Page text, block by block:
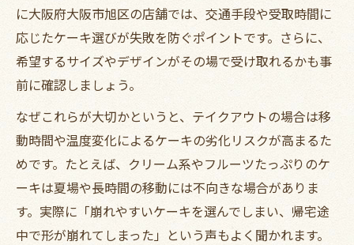
に大阪府大阪市旭区の店舗では、交通手段や受取時間に
応じたケーキ選びが失敗を防ぐポイントです。さらに、
希望するサイズやデザインがその場で受け取れるかも事
前に確認しましょう。
なぜこれらが大切かというと、テイクアウトの場合は移
動時間や温度変化によるケーキの劣化リスクが高まるた
めです。たとえば、クリーム系やフルーツたっぷりのケ
ーキは夏場や長時間の移動には不向きな場合がありま
す。実際に「崩れやすいケーキを選んでしまい、帰宅途
中で形が崩れてしまった」という声もよく聞かれます。